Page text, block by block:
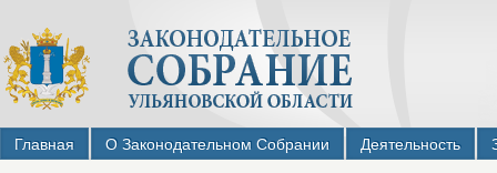
Главная О Законодательном Собрании Деятельность